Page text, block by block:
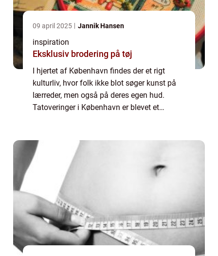
09 april 2025 Jannik Hansen
inspiration
Eksklusiv brodering på tøj
I hjertet af København findes der et rigt
kulturliv, hvor folk ikke blot søger kunst på
lærreder, men også på deres egen hud.
Tatoveringer i København er blevet et